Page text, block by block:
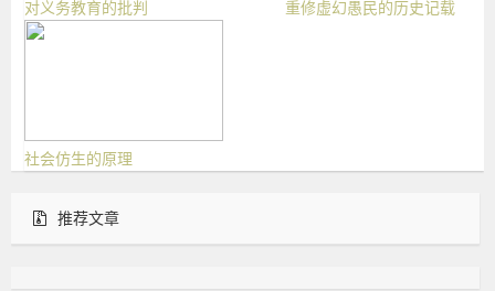
对义务教育的批判
社会仿生的原理
重修虚幻愚民的历史记载
推荐文章